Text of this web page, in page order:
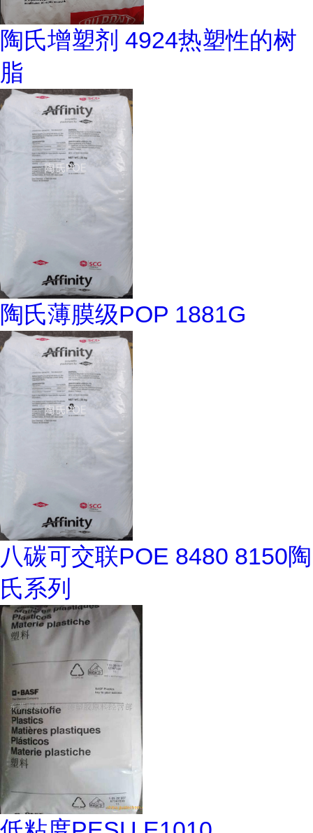
陶氏增塑剂 4924热塑性的树
脂
陶氏薄膜级POP 1881G
八碳可交联POE 8480 8150陶
氏系列